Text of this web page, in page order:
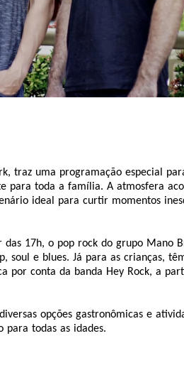
traz uma programação especial
para toda a família. A atmosfera
ideal para curtir momentos
17h, o pop rock do grupo Mano
soul e blues. Já para as crianças,
por conta da banda Hey Rock, a
opções gastronômicas e
todas as idades.